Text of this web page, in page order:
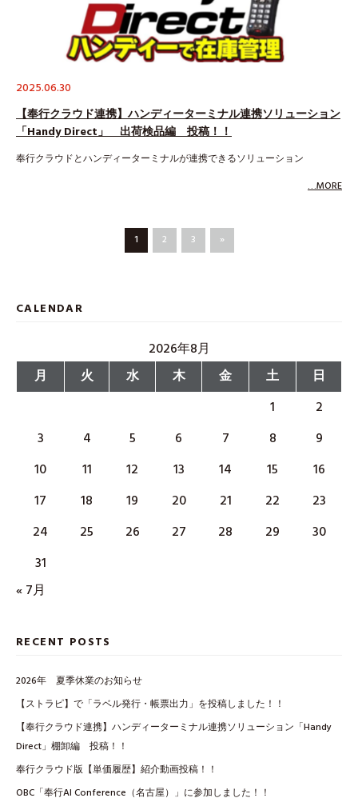
2025.06.30
【奉行クラウド連携】ハンディーターミナル連携ソリューション
「Handy Direct」 出荷検品編 投稿！！
奉行クラウドとハンディーターミナルが連携できるソリューション
…MORE
1 2 3 »
CALENDAR
2026年8月
月
火 水 木 金 土
日
1
2
3
4 5 6 7 8
9
10
11 12 13 14 15
16
17
18 19 20 21 22
23
24
25 26 27 28 29
30
31
« 7月
RECENT POSTS
2026年 夏季休業のお知らせ
【ストラピ】で「ラベル発行・帳票出力」を投稿しました！！
【奉行クラウド連携】ハンディーターミナル連携ソリューション「Handy
Direct」棚卸編 投稿！！
奉行クラウド版【単価履歴】紹介動画投稿！！
OBC「奉行AI Conference（名古屋）」に参加しました！！